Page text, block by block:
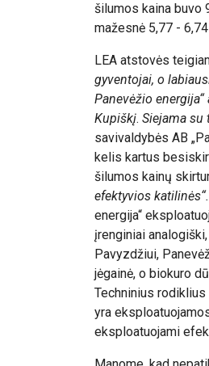
šilumos kaina buvo
mažesnė 5,77 -
LEA atstovės
gyventojai, o
Panevėžio
Kupiškį. Siejama su
savivaldybės AB
kelis kartus
šilumos kainų
efektyvios katilinės“.
energija“
įrenginiai
Pavyzdžiui,
jėgainė, o biokuro
Techninius
yra
eksploatuojami